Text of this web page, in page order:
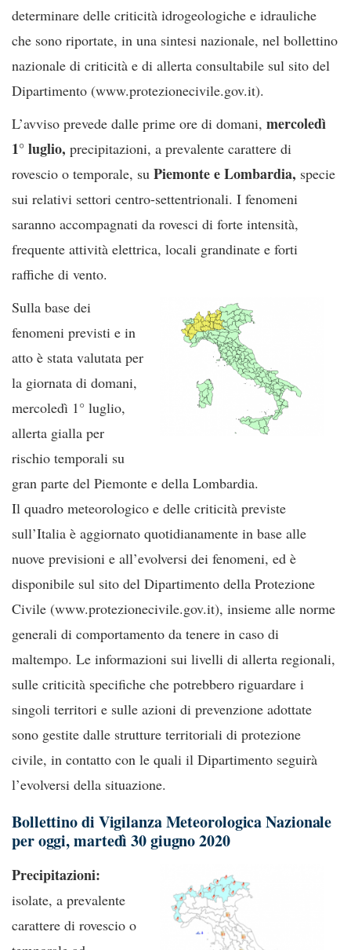
determinare delle criticità idrogeologiche e idrauliche
che sono riportate, in una sintesi nazionale, nel bollettino
nazionale di criticità e di allerta consultabile sul sito del
Dipartimento (www.protezionecivile.gov.it).
L’avviso prevede dalle prime ore di domani, mercoledì
1° luglio, precipitazioni, a prevalente carattere di
rovescio o temporale, su Piemonte e Lombardia, specie
sui relativi settori centro-settentrionali. I fenomeni
saranno accompagnati da rovesci di forte intensità,
frequente attività elettrica, locali grandinate e forti
raffiche di vento.
Sulla base dei
fenomeni previsti e in
atto è stata valutata per
la giornata di domani,
mercoledì 1° luglio,
allerta gialla per
rischio temporali su
gran parte del Piemonte e della Lombardia.
Il quadro meteorologico e delle criticità previste
sull’Italia è aggiornato quotidianamente in base alle
nuove previsioni e all’evolversi dei fenomeni, ed è
disponibile sul sito del Dipartimento della Protezione
Civile (www.protezionecivile.gov.it), insieme alle norme
generali di comportamento da tenere in caso di
maltempo. Le informazioni sui livelli di allerta regionali,
sulle criticità specifiche che potrebbero riguardare i
singoli territori e sulle azioni di prevenzione adottate
sono gestite dalle strutture territoriali di protezione
civile, in contatto con le quali il Dipartimento seguirà
l’evolversi della situazione.
Bollettino di Vigilanza Meteorologica Nazionale
per oggi, martedì 30 giugno 2020
Precipitazioni:
isolate, a prevalente
carattere di rovescio o